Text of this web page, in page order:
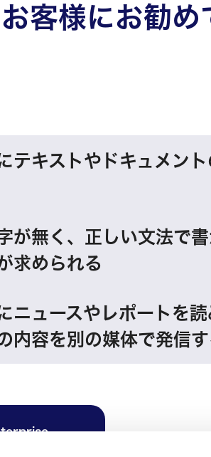
客様にお勧め
テキストやドキュメン
が無く、正しい文法で
求められる
ニュースやレポートを
内容を別の媒体で発信す